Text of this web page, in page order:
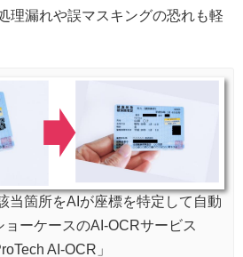
理漏れや誤マスキングの恐れも軽
当箇所をAIが座標を特定して自動
ョーケースのAI-OCRサービス
AI-OCR」